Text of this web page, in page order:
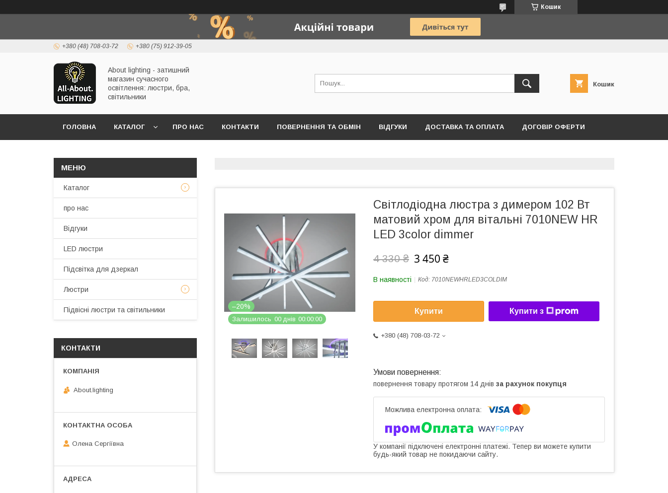
Кошик
+380 (48) 708-03-72 +380 (75) 912-39-05
About lighting - затишний
магазин сучасного
освітлення: люстри, бра,
світильники
Кошик
ГОЛОВНА КАТАЛОГ ПРО НАС КОНТАКТИ ПОВЕРНЕННЯ ТА ОБМІН ВІДГУКИ ДОСТАВКА ТА ОПЛАТА ДОГОВІР ОФЕРТИ
–20%
Залишилось 00 днів 00 00 00
Світлодіодна люстра з димером 102 Вт
матовий хром для вітальні 7010NEW HR
LED 3color dimmer
4 330 ₴ 3 450 ₴
В наявності Код: 7010NEWHRLED3COLDIM
Купити Купити з
+380 (48) 708-03-72
повернення товару протягом 14 днів за рахунок покупця
У компанії підключені електронні платежі. Тепер ви можете купити
будь-який товар не покидаючи сайту.
Каталог
про нас
Відгуки
LED люстри
Підсвітка для дзеркал
Люстри
Підвісні люстри та світильники
КОНТАКТИ
About.lighting
Олена Сергіївна